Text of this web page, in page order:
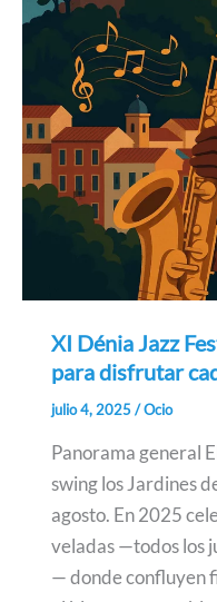
XI Dénia Jazz
para disfrutar
julio 4, 2025/Ocio
Panorama general
swing los Jardines
agosto. En 2025
veladas —todos los
— donde confluyen